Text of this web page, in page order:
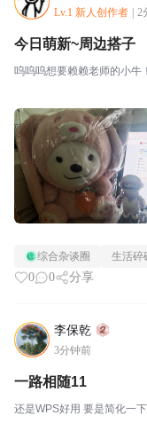
Lv.1 新人创作者 2
今日萌新~周边搭子
呜呜呜想要赖赖老师的小牛
综合杂谈圈 生活碎
0 0 分享
李保乾
3分钟前
一路相随11